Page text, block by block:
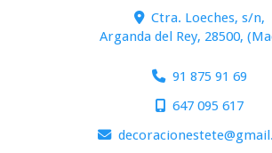
Ctra. Loeches, s/n,
Arganda del Rey, 28500,
91 875 91 69
647 095 617
decoracionestete